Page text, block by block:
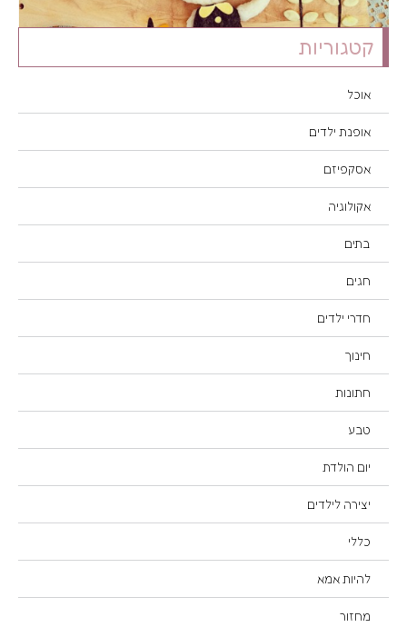
קטגוריות
אוכל
אופנת ילדים
אסקפיזם
אקולוגיה
בתים
חגים
חדרי ילדים
חינוך
חתונות
טבע
יום הולדת
יצירה לילדים
כללי
להיות אמא
מחזור